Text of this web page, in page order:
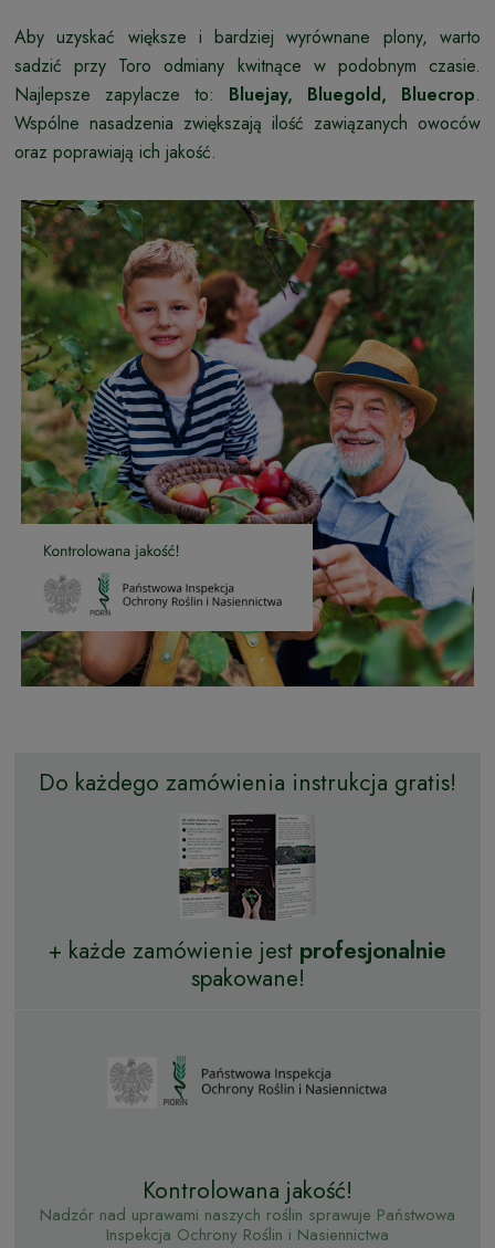
Aby uzyskać większe i bardziej wyrównane plony, warto
sadzić przy Toro odmiany kwitnące w podobnym czasie.
Najlepsze zapylacze to: Bluejay, Bluegold, Bluecrop.
Wspólne nasadzenia zwiększają ilość zawiązanych owoców
oraz poprawiają ich jakość.
Do każdego zamówienia instrukcja gratis!
+ każde zamówienie jest profesjonalnie
spakowane!
Kontrolowana jakość!
Nadzór nad uprawami naszych roślin sprawuje Państwowa
Inspekcja Ochrony Roślin i Nasiennictwa